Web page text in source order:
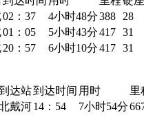
02：37 4小时48分388
28
01：05 5小时43分417 31
20：57 6小时10分417 31
达站到达时间 用时
里
戴河14：54 7小时54分